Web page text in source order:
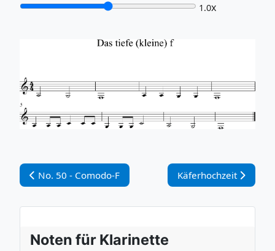
1.0x
Vorheriger Beitrag: No. 50 - Comodo-F
No. 50 - Comodo-F Nächster Beitrag:
Käferhochzeit
Noten für Klarinette